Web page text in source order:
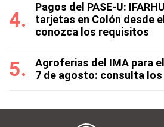
Pagos del PASE-U:
tarjetas en Colón desde
conozca los requisitos
Agroferias del IMA para
7 de agosto: consulta